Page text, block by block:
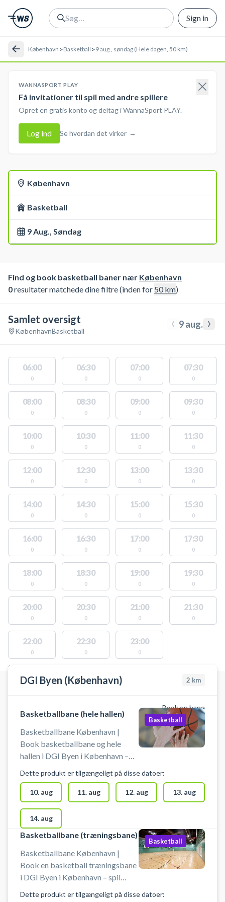
Sign in
København >Basketball >9 aug., søndag (Hele dagen, 50 km)
WANNASPORT PLAY
Få invitationer til spil med andre spillere
Opret en gratis konto og deltag i WannaSport PLAY.
Log ind Se hvordan det virker →
København
Basketball
9 Aug., Søndag
Find og book basketball baner nær København
0resultater matchede dine filtre (inden for 50km)
Samlet oversigt
KøbenhavnBasketball ‹ 9 aug. ›
06:00
0
06:30
0
07:00
0
07:30
0
08:00
0
08:30
0
09:00
0
09:30
0
10:00
0
10:30
0
11:00
0
11:30
0
12:00
0
12:30
0
13:00
0
13:30
0
14:00
0
14:30
0
15:00
0
15:30
0
16:00
0
16:30
0
17:00
0
17:30
0
18:00
0
18:30
0
19:00
0
19:30
0
20:00
0
20:30
0
21:00
0
21:30
0
22:00
0
22:30
0
23:00
0
STEDER MED LEDIGE AKTIVITETER
DGI Byen (København) 2 km
Book en bane
Basketballbane (hele hallen)
Basketballbane København |
Book basketballbane og hele
hallen i DGI Byen i København –
fuld basketbane midt i byen. Stor
basketballbane klar til booking -
centralt i København hos DGI
Byen. DGI Byen på Tietgensgade
65, 1704 København V, byder
udover booking af den store
basketballbane på en række
andre aktiviteter bl.a mindre
basket-, volley- og
Basketball
Dette produkt er tilgængeligt på disse datoer:
10. aug 11. aug 12. aug 13. aug
14. aug
Basketballbane (træningsbane)
Basketballbane København |
Book en basketball træningsbane
i DGI Byen i København – spil
Basketball
Dette produkt er tilgængeligt på disse datoer: